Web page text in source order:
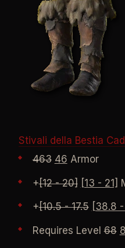
Stivali della Bestia
463 46 Armor
+[12 - 20] [13 - 21]
+[10.5 - 17.5 [38.8
Requires Level68